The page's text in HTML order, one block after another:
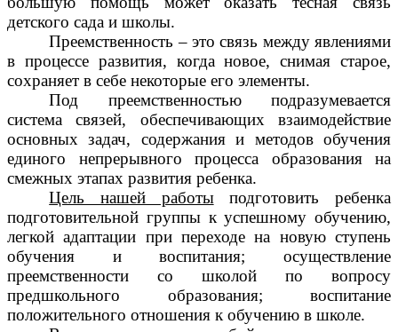
детского сада и школы.
Преемственность – это связь между явлениями
в процессе развития, когда новое, снимая старое,
сохраняет в себе некоторые его элементы.
Под преемственностью подразумевается
система связей, обеспечивающих взаимодействие
основных задач, содержания и методов обучения
единого непрерывного процесса образования на
смежных этапах развития ребенка.
Цель нашей работыподготовить ребенка
подготовительной группы к успешному обучению,
легкой адаптации при переходе на новую ступень
обучения и воспитания; осуществление
преемственности со школой по вопросу
предшкольного образования; воспитание
положительного отношения к обучению в школе.